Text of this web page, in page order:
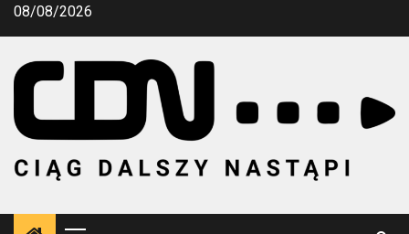
Przejdź
08/08/2026